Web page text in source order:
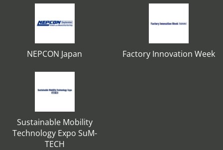
NEPCON Japan Factory Innovation Week
Sustainable Mobility
Technology Expo SuM-
TECH